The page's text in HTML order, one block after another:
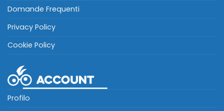
Domande Frequenti
Privacy Policy
Cookie Policy
Profilo